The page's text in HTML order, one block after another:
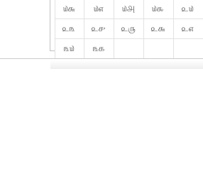
௰௬
௰௭ ௰௮ ௰௯ ௨௰
௨௩
௨௪ ௨௫ ௨௬ ௨௭
௩௰
௩௧